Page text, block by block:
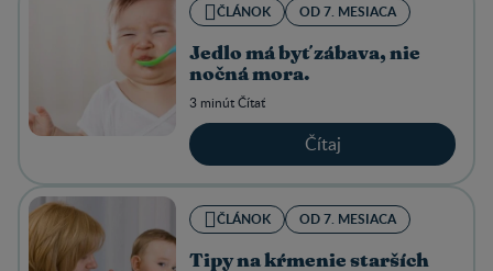
ČLÁNOK OD 7. MESIACA
Jedlo má byť zábava, nie
nočná mora.
3 minút Čítať
Čítaj
ČLÁNOK OD 7. MESIACA
Tipy na kŕmenie starších